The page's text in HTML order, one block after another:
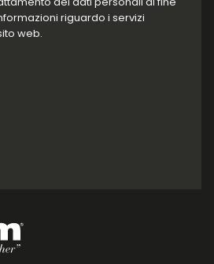
riguardo i servizi
web.